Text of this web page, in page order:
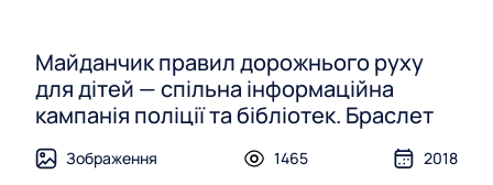
Майданчик правил дорожнього руху
для дітей — спільна інформаційна
кампанія поліції та бібліотек. Браслет
Зображення 1465 2018